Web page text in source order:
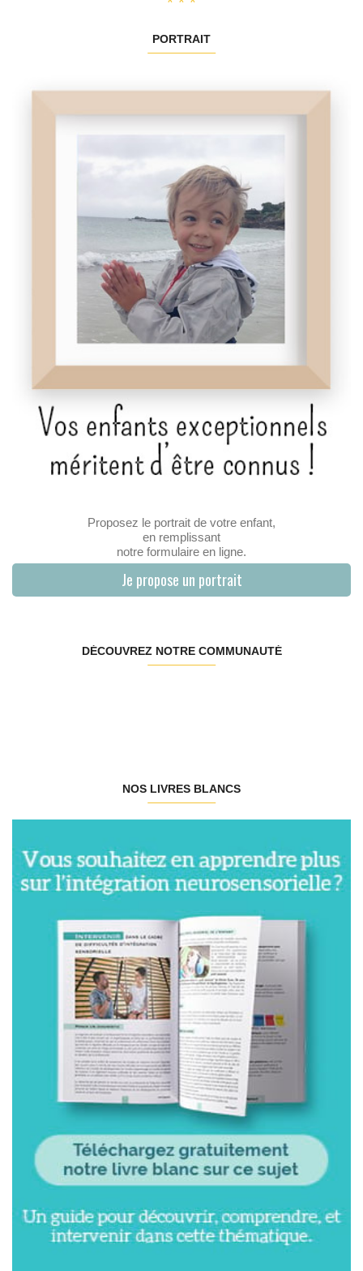
PORTRAIT
Proposez le portrait de votre enfant,
en remplissant
notre formulaire en ligne.
Je propose un portrait
DÉCOUVREZ NOTRE COMMUNAUTÉ
NOS LIVRES BLANCS